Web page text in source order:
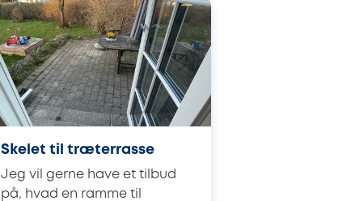
Skelet til træterrasse
Jeg vil gerne have et tilbud
på, hvad en ramme til